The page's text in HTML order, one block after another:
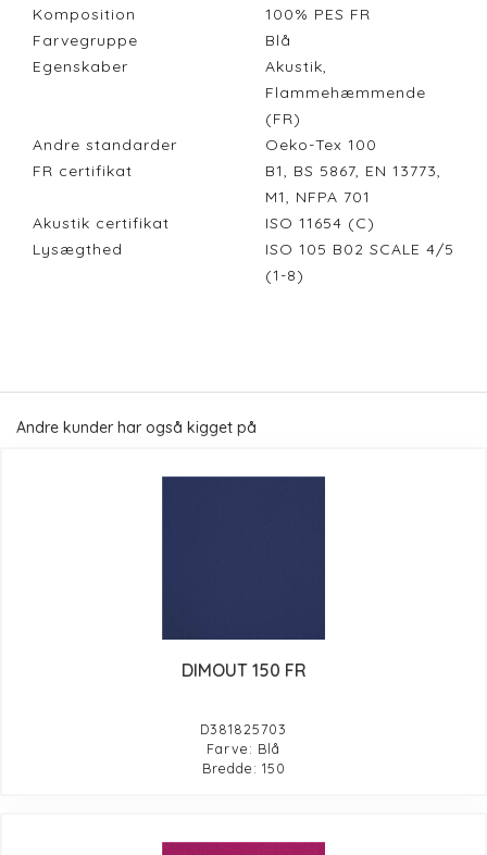
Komposition
100% PES FR
Farvegruppe
Blå
Egenskaber
Akustik,
Flammehæmmende
(FR)
Andre standarder
Oeko-Tex 100
FR certifikat
B1, BS 5867, EN 13773,
M1, NFPA 701
Akustik certifikat
ISO 11654 (C)
Lysægthed
ISO 105 B02 SCALE 4/5
(1-8)
Andre kunder har også kigget på
DIMOUT 150 FR
D381825703
Farve: Blå
Bredde: 150